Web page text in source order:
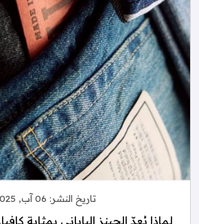
تاريخ النشر: 06 آب, 2025
لماذا يُعدّ الجينز الياباني بمثابة